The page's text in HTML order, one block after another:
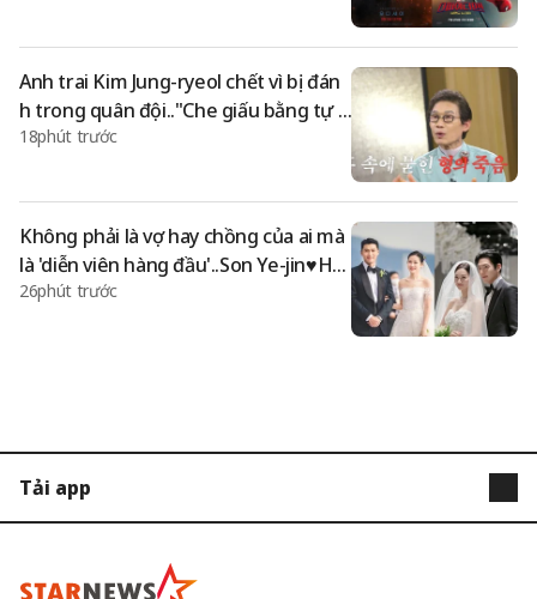
Anh trai Kim Jung-ryeol chết vì bị đán
h trong quân đội.."Che giấu bằng tự t
ử → Sau 30 năm, người gây hại xin lỗi"
18phút trước
Không phải là vợ hay chồng của ai mà
là 'diễn viên hàng đầu'..Son Ye-jin♥Hy
un Bin và Shin Min-a♥Kim Woo-bin, hà
26phút trước
Tải app
STARPOLL